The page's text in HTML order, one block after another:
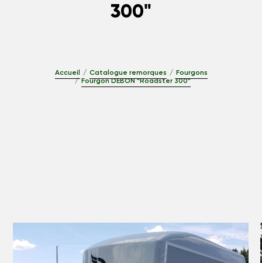
300"
Accueil Catalogue remorques
Fourgons
Fourgon DEBON "Roadster 300"